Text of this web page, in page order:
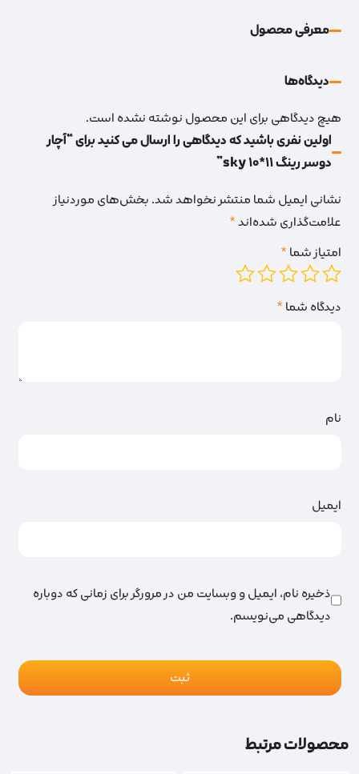
معرفی محصول
دیدگاه‌‌ها
هیچ دیدگاهی برای این محصول نوشته نشده است.
اولین نفری باشید که دیدگاهی را ارسال می کنید برای “آچار
دوسر رینگ 11*10 sky”
نشانی ایمیل شما منتشر نخواهد شد.بخش‌های موردنیاز
علامت‌گذاری شده‌اند*
امتیاز شما*
دیدگاه شما*
نام
ایمیل
ذخیره نام، ایمیل و وبسایت من در مرورگر برای زمانی که دوباره
دیدگاهی می‌نویسم.
محصولات مرتبط